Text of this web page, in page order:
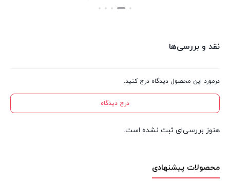
نقد و بررسی‌ها
درمورد این محصول دیدگاه درج کنید.
درج دیدگاه
هنوز بررسی‌ای ثبت نشده است.
محصولات پیشنهادی